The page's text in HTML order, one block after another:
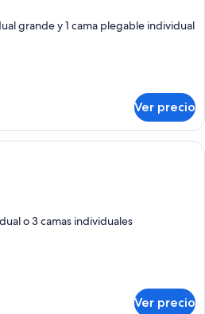
grande y 1 cama plegable individual
Ver precio
Una habitación de hotel moderna
o 3 camas individuales
Ver precio